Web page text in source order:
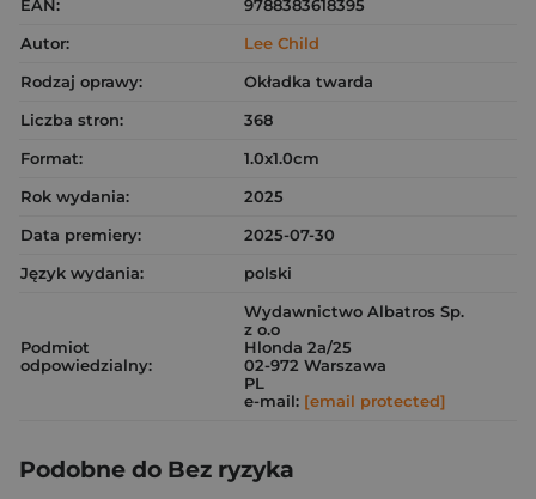
EAN:
9788383618395
Autor:
Lee Child
Rodzaj oprawy:
Okładka twarda
Liczba stron:
368
Format:
1.0x1.0cm
Rok wydania:
2025
Data premiery:
2025-07-30
Język wydania:
polski
Podmiot
odpowiedzialny:
Wydawnictwo Albatros Sp.
z o.o
Hlonda 2a/25
02-972 Warszawa
PL
e-mail: [email protected]
Podobne do Bez ryzyka